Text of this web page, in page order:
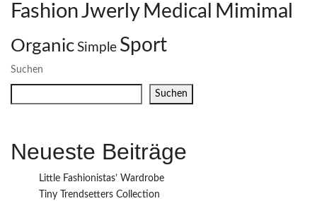
FashionJwerly Medical Mimimal
Organic Simple Sport
Suchen
Suchen
Neueste Beiträge
Little Fashionistas’ Wardrobe
Tiny Trendsetters Collection